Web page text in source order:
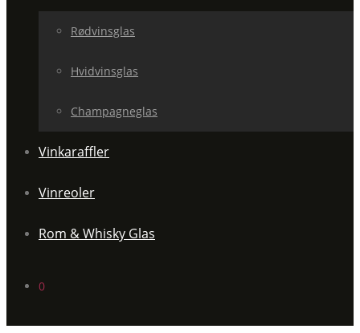
Rødvinsglas
Hvidvinsglas
Champagneglas
Vinkaraffler
Vinreoler
Rom & Whisky Glas
0